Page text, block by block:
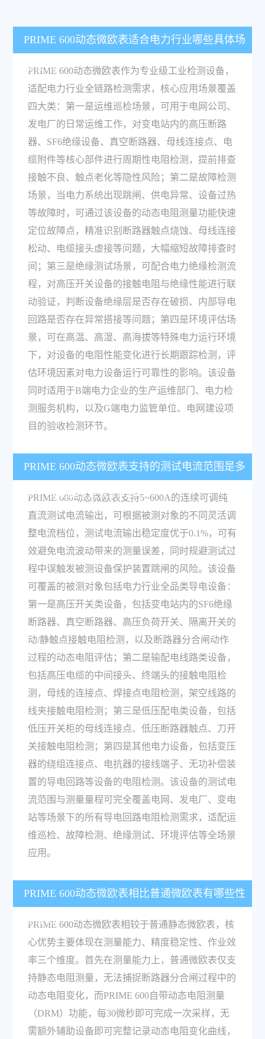
PRIME 600动态微欧表适合电力行业哪些具体场
景使用？
PRIME 600动态微欧表作为专业级工业检测设备，
适配电力行业全链路检测需求，核心应用场景覆盖
四大类：第一是运维巡检场景，可用于电网公司、
发电厂的日常运维工作，对变电站内的高压断路
器、SF6绝缘设备、真空断路器、母线连接点、电
缆附件等核心部件进行周期性电阻检测，提前排查
接触不良、触点老化等隐性风险；第二是故障检测
场景，当电力系统出现跳闸、供电异常、设备过热
等故障时，可通过该设备的动态电阻测量功能快速
定位故障点，精准识别断路器触点烧蚀、母线连接
松动、电缆接头虚接等问题，大幅缩短故障排查时
间；第三是绝缘测试场景，可配合电力绝缘检测流
程，对高压开关设备的接触电阻与绝缘性能进行联
动验证，判断设备绝缘层是否存在破损、内部导电
回路是否存在异常搭接等问题；第四是环境评估场
景，可在高温、高湿、高海拔等特殊电力运行环境
下，对设备的电阻性能变化进行长期跟踪检测，评
估环境因素对电力设备运行可靠性的影响。该设备
同时适用于B端电力企业的生产运维部门、电力检
测服务机构，以及G端电力监管单位、电网建设项
目的验收检测环节。
PRIME 600动态微欧表支持的测试电流范围是多
少？可覆盖哪些被测对象？
PRIME 600动态微欧表支持5~600A的连续可调纯
直流测试电流输出，可根据被测对象的不同灵活调
整电流档位，测试电流输出稳定度优于0.1%，可有
效避免电流波动带来的测量误差，同时规避测试过
程中误触发被测设备保护装置跳闸的风险。该设备
可覆盖的被测对象包括电力行业全品类导电设备：
第一是高压开关类设备，包括变电站内的SF6绝缘
断路器、真空断路器、高压负荷开关、隔离开关的
动/静触点接触电阻检测，以及断路器分合闸动作
过程的动态电阻评估；第二是输配电线路类设备，
包括高压电缆的中间接头、终端头的接触电阻检
测，母线的连接点、焊接点电阻检测，架空线路的
线夹接触电阻检测；第三是低压配电类设备，包括
低压开关柜的母线连接点、低压断路器触点、刀开
关接触电阻检测；第四是其他电力设备，包括变压
器的绕组连接点、电抗器的接线端子、无功补偿装
置的导电回路等设备的电阻检测。该设备的测试电
流范围与测量量程可完全覆盖电网、发电厂、变电
站等场景下的所有导电回路电阻检测需求，适配运
维巡检、故障检测、绝缘测试、环境评估等全场景
应用。
PRIME 600动态微欧表相比普通微欧表有哪些性
能优势？
PRIME 600动态微欧表相较于普通静态微欧表，核
心优势主要体现在测量能力、精度稳定性、作业效
率三个维度。首先在测量能力上，普通微欧表仅支
持静态电阻测量，无法捕捉断路器分合闸过程中的
动态电阻变化，而PRIME 600自带动态电阻测量
（DRM）功能，每30微秒即可完成一次采样，无
需额外辅助设备即可完整记录动态电阻变化曲线，